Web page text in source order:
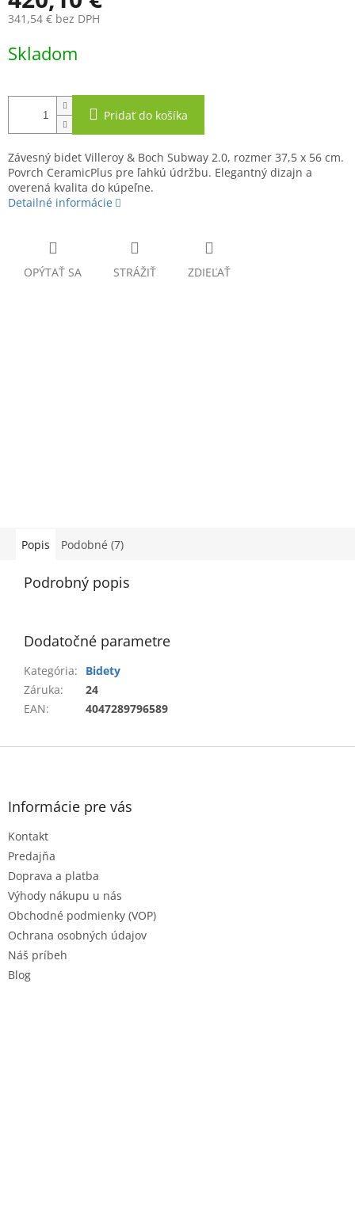
341,54 € bez DPH
cena:
Skladom
Pridať do košíka
Závesný bidet Villeroy & Boch Subway 2.0, rozmer 37,5 x 56 cm.
Povrch CeramicPlus pre ľahkú údržbu. Elegantný dizajn a
overená kvalita do kúpeľne.
Detailné informácie
OPÝTAŤ SA STRÁŽIŤ ZDIEĽAŤ
Popis Podobné (7)
Podrobný popis
Dodatočné parametre
Kategória:
Bidety
Záruka:
24
EAN: 4047289796589
Z
Informácie pre vás
Kontakt
Predajňa
Doprava a platba
Výhody nákupu u nás
Obchodné podmienky (VOP)
Ochrana osobných údajov
Náš príbeh
Blog